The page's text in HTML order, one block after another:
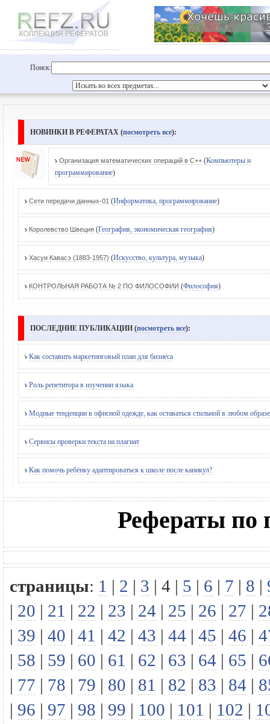
Поиск:
НОВИНКИ В РЕФЕРАТАХ (посмотреть все):
Организация математических операций в С++ (Компьютеры и
программирование)
Сети передачи данных-01 (Информатика, программирование)
Королевство Швеция (География, экономическая география)
Хасуи Кавасэ (1883-1957) (Искусство, культура, музыка)
КОНТРОЛЬНАЯ РАБОТА № 2 ПО ФИЛОСОФИИ (Философия)
ПОСЛЕДНИЕ ПУБЛИКАЦИИ (посмотреть все):
Как составить маркетинговый план для бизнеса
Роль репетитора в изучении языка
Модные тенденции в офисной одежде, как оставаться стильной в любом образе
Сервисы проверки текста на плагиат
Как помочь ребёнку адаптироваться к школе после каникул?
Рефераты по
страницы: 1 | 2 | 3 | 4 | 5 | 6 | 7 | 8 |
| 20 | 21 | 22 | 23 | 24 | 25 | 26 | 27 |
| 39 | 40 | 41 | 42 | 43 | 44 | 45 | 46 |
| 58 | 59 | 60 | 61 | 62 | 63 | 64 | 65 |
| 77 | 78 | 79 | 80 | 81 | 82 | 83 | 84 |
| 96 | 97 | 98 | 99 | 100 | 101 | 102 |